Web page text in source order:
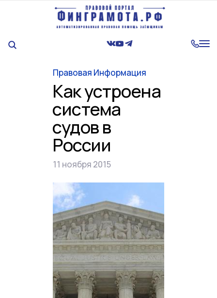
Правовая Информация
Как устроена
система
судов в
России
11 ноября 2015